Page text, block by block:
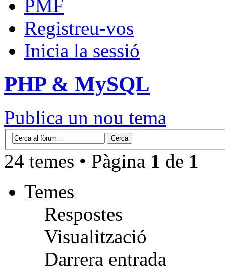
PMF
Registreu-vos
Inicia la sessió
PHP & MySQL
Publica un nou tema
24 temes • Pàgina 1 de 1
Temes
Respostes
Visualització
Darrera entrada